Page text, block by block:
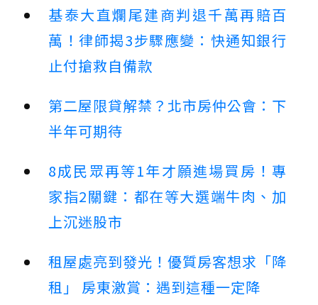
基泰大直爛尾建商判退千萬再賠百
萬！律師揭3步驟應變：快通知銀行
止付搶救自備款
第二屋限貸解禁？北市房仲公會：下
半年可期待
8成民眾再等1年才願進場買房！專
家指2關鍵：都在等大選端牛肉、加
上沉迷股市
租屋處亮到發光！優質房客想求「降
租」 房東激賞：遇到這種一定降